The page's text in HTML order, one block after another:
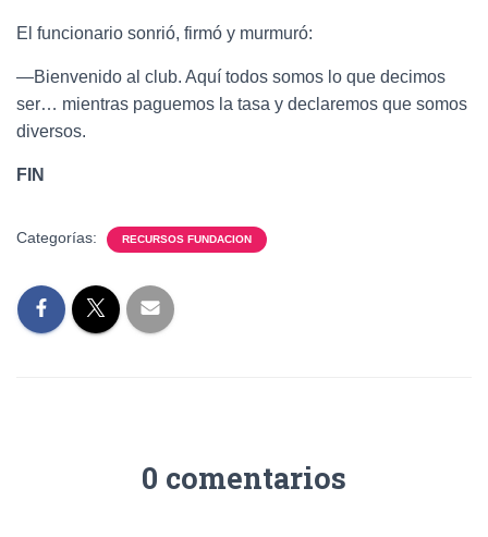
El funcionario sonrió, firmó y murmuró:
—Bienvenido al club. Aquí todos somos lo que decimos
ser… mientras paguemos la tasa y declaremos que somos
diversos.
FIN
Categorías: RECURSOS FUNDACION
0 comentarios